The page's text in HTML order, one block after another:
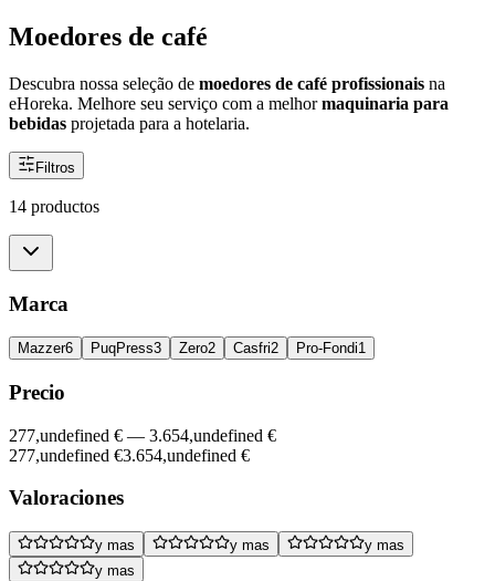
Moedores de café
Descubra nossa seleção de moedores de café profissionais na
eHoreka. Melhore seu serviço com a melhormaquinaria para
bebidas projetada para a hotelaria.
Filtros
14 productos
Marca
Mazzer6 PuqPress3 Zero2 Casfri2 Pro-Fondi1
Precio
277,undefined € — 3.654,undefined €
277,undefined €3.654,undefined €
Valoraciones
y mas y mas
y mas
y mas